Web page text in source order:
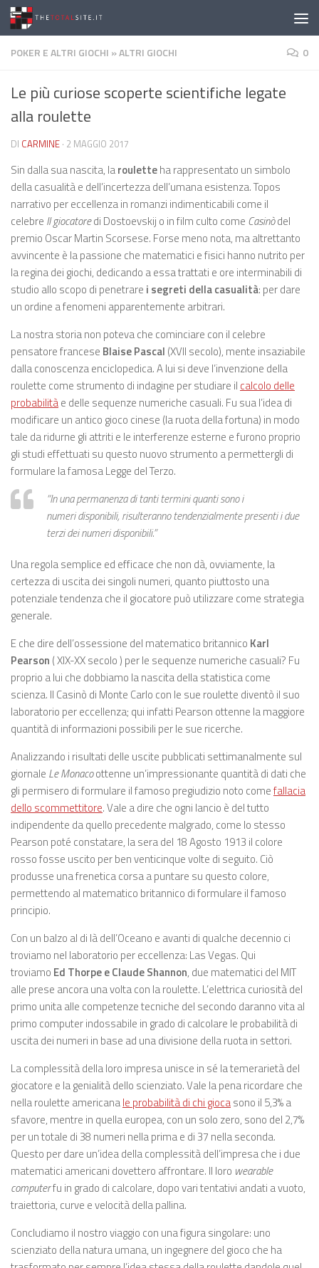
Salta al contenuto
POKER E ALTRI GIOCHI »ALTRI GIOCHI 0
Le più curiose scoperte scientifiche legate
alla roulette
DI CARMINE · 2 MAGGIO 2017
Sin dalla sua nascita, larouletteha rappresentato un simbolo
della casualità e dell’incertezza dell’umana esistenza. Topos
narrativo per eccellenza in romanzi indimenticabili come il
celebre Il giocatoredi Dostoevskij o in film culto come Casinòdel
premio Oscar Martin Scorsese. Forse meno nota, ma altrettanto
avvincente è la passione che matematici e fisici hanno nutrito per
la regina dei giochi, dedicando a essa trattati e ore interminabili di
studio allo scopo di penetrare i segreti della casualità: per dare
un ordine a fenomeni apparentemente arbitrari.
La nostra storia non poteva che cominciare con il celebre
pensatore francese Blaise Pascal (XVII secolo), mente insaziabile
dalla conoscenza enciclopedica. A lui si deve l’invenzione della
roulette come strumento di indagine per studiare il calcolo delle
probabilitàe delle sequenze numeriche casuali. Fu sua l’idea di
modificare un antico gioco cinese (la ruota della fortuna) in modo
tale da ridurne gli attriti e le interferenze esterne e furono proprio
gli studi effettuati su questo nuovo strumento a permettergli di
formulare la famosa Legge del Terzo.
“In una permanenza di tanti termini quanti sono i
numeridisponibili, risulteranno tendenzialmente presenti i due
terzi deinumeri disponibili.”
Una regola semplice ed efficace che non dà, ovviamente, la
certezza di uscita dei singoli numeri, quanto piuttosto una
potenziale tendenza che il giocatore può utilizzare come strategia
generale.
E che dire dell’ossessione del matematico britannico Karl
Pearson ( XIX-XX secolo ) per le sequenze numeriche casuali? Fu
proprio a lui che dobbiamo la nascita della statistica come
scienza. Il Casinò di Monte Carlo con le sue roulette diventò il suo
laboratorio per eccellenza; qui infatti Pearson ottenne la maggiore
quantità di informazioni possibili per le sue ricerche.
Analizzando i risultati delle uscite pubblicati settimanalmente sul
giornale Le Monacoottenne un’impressionante quantità di dati che
gli permisero di formulare il famoso pregiudizio noto comefallacia
dello scommettitore. Vale a dire che ogni lancio è del tutto
indipendente da quello precedente malgrado, come lo stesso
Pearson poté constatare, la sera del 18 Agosto 1913 il colore
rosso fosse uscito per ben venticinque volte di seguito. Ciò
produsse una frenetica corsa a puntare su questo colore,
permettendo al matematico britannico di formulare il famoso
principio.
Con un balzo al di là dell’Oceano e avanti di qualche decennio ci
troviamo nel laboratorio per eccellenza: Las Vegas. Qui
troviamo Ed Thorpe e Claude Shannon, due matematici del MIT
alle prese ancora una volta con la roulette. L’elettrica curiosità del
primo unita alle competenze tecniche del secondo daranno vita al
primo computer indossabile in grado di calcolare le probabilità di
uscita dei numeri in base ad una divisione della ruota in settori.
La complessità della loro impresa unisce in sé la temerarietà del
giocatore e la genialità dello scienziato. Vale la pena ricordare che
nella roulette americanale probabilità di chi giocasono il 5,3% a
sfavore, mentre in quella europea, con un solo zero, sono del 2,7%
per un totale di 38 numeri nella prima e di 37 nella seconda.
Questo per dare un’idea della complessità dell’impresa che i due
matematici americani dovettero affrontare. Il loro wearable
computerfu in grado di calcolare, dopo vari tentativi andati a vuoto,
traiettoria, curve e velocità della pallina.
Concludiamo il nostro viaggio con una figura singolare: uno
scienziato della natura umana, un ingegnere del gioco che ha